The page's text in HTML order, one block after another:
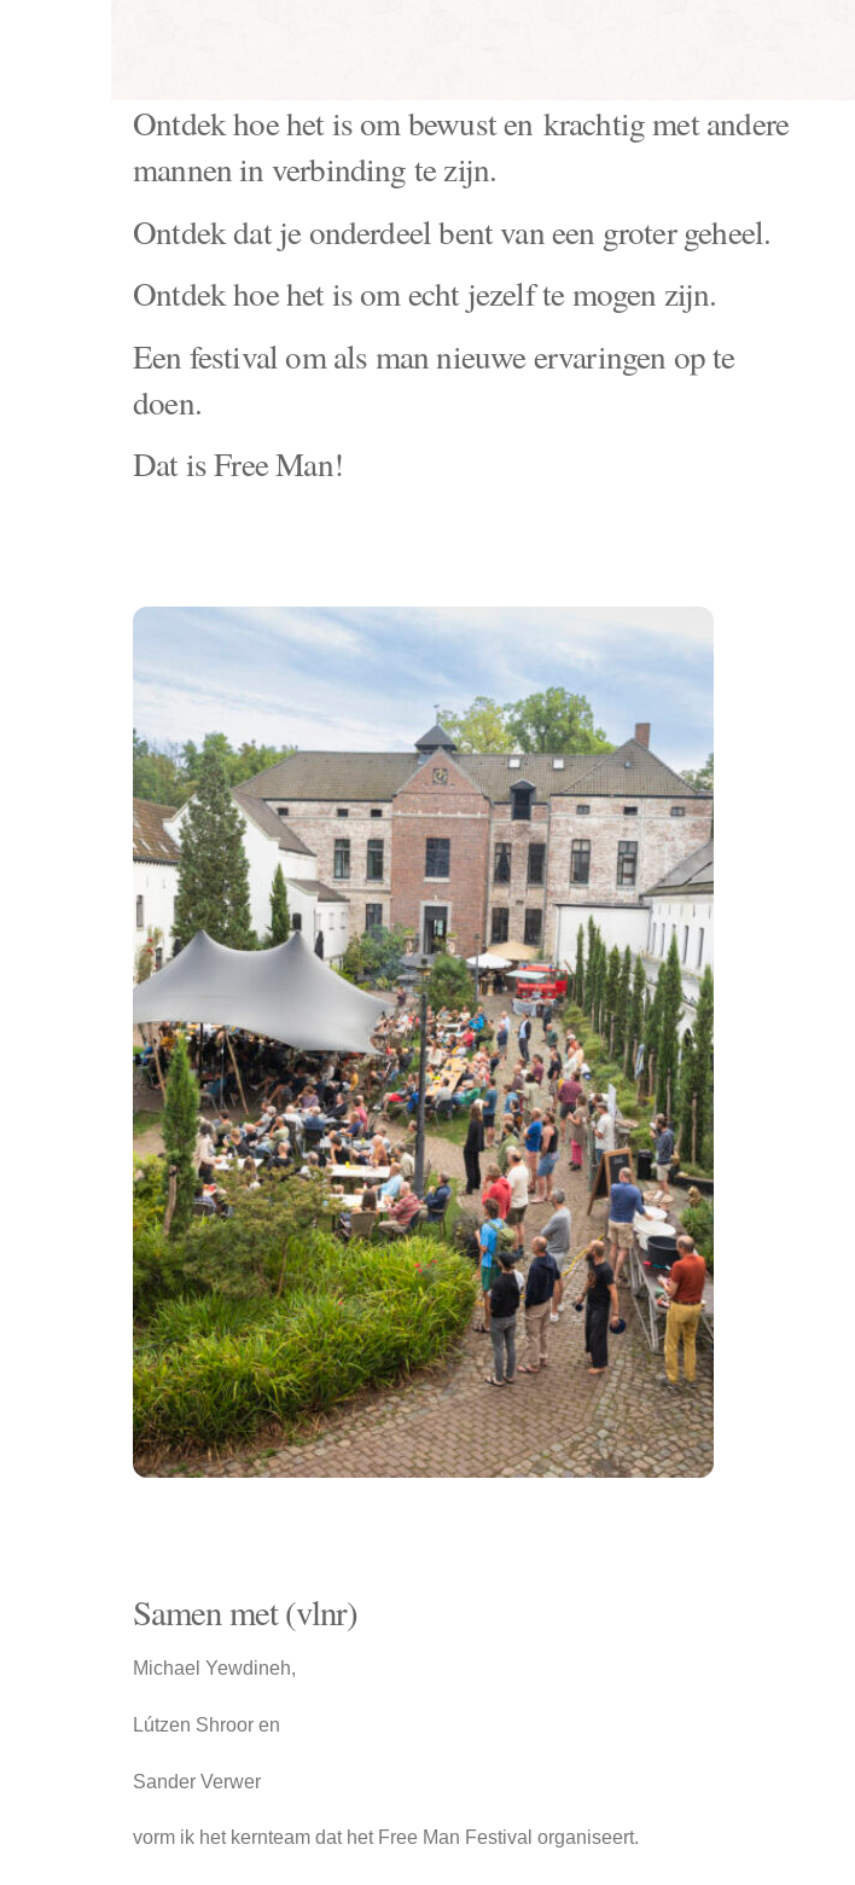
Ontdek hoe het is om bewust en krachtig met andere
mannen in verbinding te zijn.
Ontdek dat je onderdeel bent van een groter geheel.
Ontdek hoe het is om echt jezelf te mogen zijn.
Een festival om als man nieuwe ervaringen op te
doen.
Dat is Free Man!
Samen met (vlnr)
Michael Yewdineh,
Lútzen Shroor en
Sander Verwer
vorm ik het kernteam dat het Free Man Festival organiseert.